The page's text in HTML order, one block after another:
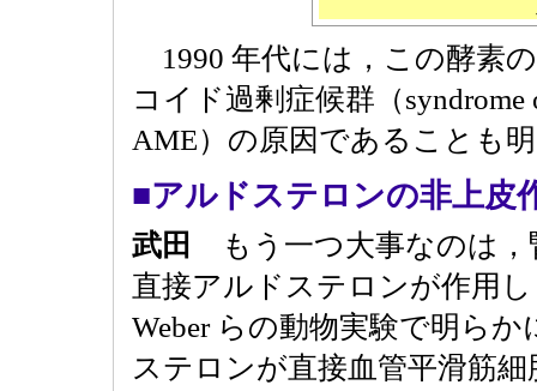
1990 年代には，この酵素
コイド過剰症候群（syndrome
AME）の原因であることも
■アルドステロンの非上皮
武田
もう一つ大事なのは
直接アルドステロンが作用
Weber らの動物実験で明ら
ステロンが直接血管平滑筋